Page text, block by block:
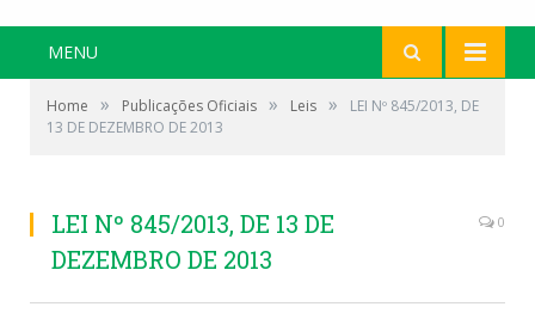
MENU
Home » Publicações Oficiais » Leis »
LEI Nº 845/2013, DE
13 DE DEZEMBRO DE 2013
LEI Nº 845/2013, DE 13 DE
DEZEMBRO DE 2013
0